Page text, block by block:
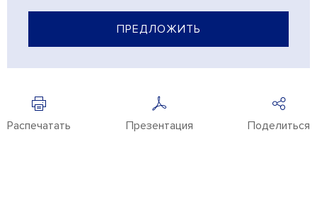
ПРЕДЛОЖИТЬ
Распечатать Презентация Поделиться